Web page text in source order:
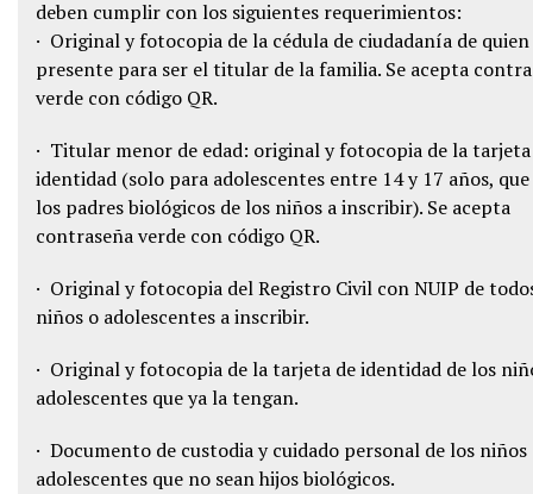
deben cumplir con los siguientes requerimientos:
· Original y fotocopia de la cédula de ciudadanía de quien
presente para ser el titular de la familia. Se acepta
verde con código QR.
· Titular menor de edad: original y fotocopia de la tarjeta
identidad (solo para adolescentes entre 14 y 17 años, que
los padres biológicos de los niños a inscribir). Se acepta
contraseña verde con código QR.
· Original y fotocopia del Registro Civil con NUIP de
niños o adolescentes a inscribir.
· Original y fotocopia de la tarjeta de identidad de los
adolescentes que ya la tengan.
· Documento de custodia y cuidado personal de los niños
adolescentes que no sean hijos biológicos.